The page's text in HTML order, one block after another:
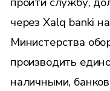
через Xalq banki
Министерства
производить
наличными,